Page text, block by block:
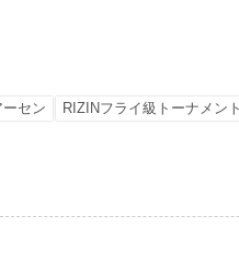
ーセン RIZINフライ級トーナメン